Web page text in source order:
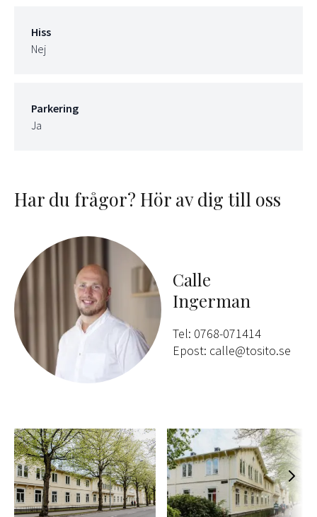
Hiss
Nej
Parkering
Ja
Har du frågor? Hör av dig till oss
Calle
Ingerman
Tel: 0768-071414
Epost: calle@tosito.se